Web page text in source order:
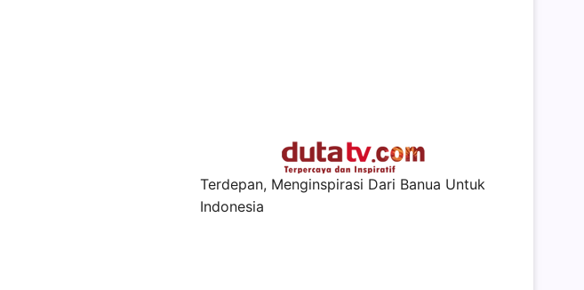
Terdepan, Menginspirasi Dari Banua Untuk
Indonesia